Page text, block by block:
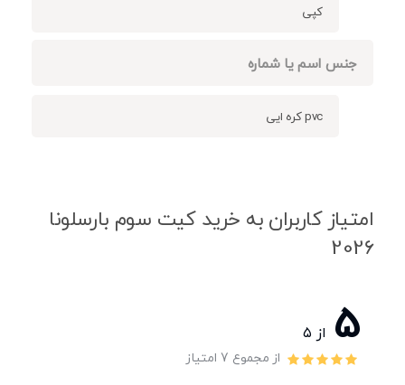
کپی
جنس اسم یا شماره
pvc کره ایی
امتیاز کاربران به خرید کیت سوم بارسلونا
2026
5 از ۵
از مجموع 7 امتیاز